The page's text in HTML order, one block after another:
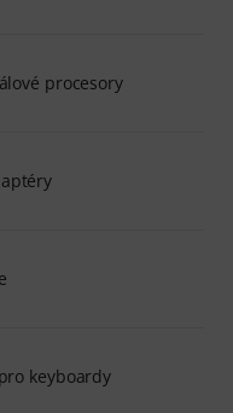
procesory
keyboardy